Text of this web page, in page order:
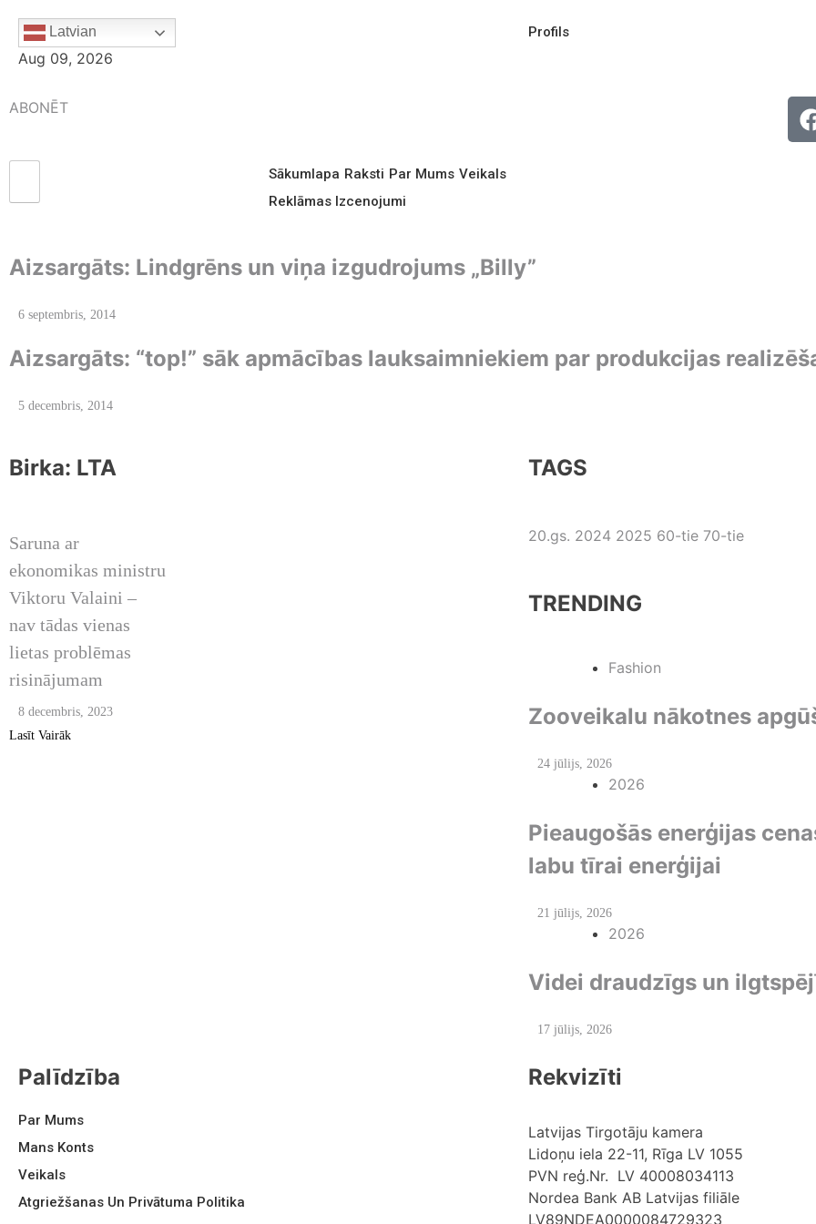
Latvian
Aug 09, 2026
Profils
ABONĒT
Sākumlapa Raksti Par Mums Veikals
Reklāmas Izcenojumi
Aizsargāts: Lindgrēns un viņa izgudrojums „Billy”
6 septembris, 2014
Aizsargāts: “top!” sāk apmācības lauksaimniekiem par produkcijas
5 decembris, 2014
Birka: LTA
2023. OKTOBRIS /
Saruna ar
ekonomikas ministru
Viktoru Valaini –
nav tādas vienas
lietas problēmas
risinājumam
8 decembris, 2023
Lasīt Vairāk
TAGS
20.gs. 2024 2025 60-tie 70-tie
TRENDING
Fashion
Zooveikalu nākotnes
24 jūlijs, 2026
2026
Pieaugošās enerģijas
labu tīrai enerģijai
21 jūlijs, 2026
2026
Videi draudzīgs un
17 jūlijs, 2026
Palīdzība
Par Mums
Mans Konts
Veikals
Atgriežšanas Un Privātuma Politika
Rekvizīti
Latvijas Tirgotāju kamera
Lidoņu iela 22-11, Rīga LV 1055
PVN reģ.Nr. LV 40008034113
Nordea Bank AB Latvijas filiāle
LV89NDEA0000084729323